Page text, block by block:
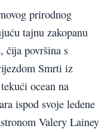
prirodnog
tajnu zakopanu
čija površina s
Smrti iz
ocean na
ispod svoje ledene
Valery Lainey